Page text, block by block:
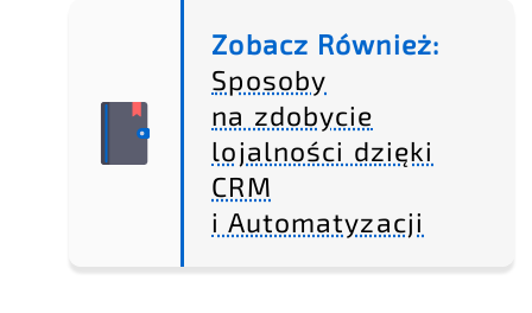
Zobacz Również:
Sposoby
na zdobycie
lojalności dzięki
CRM
i Automatyzacji